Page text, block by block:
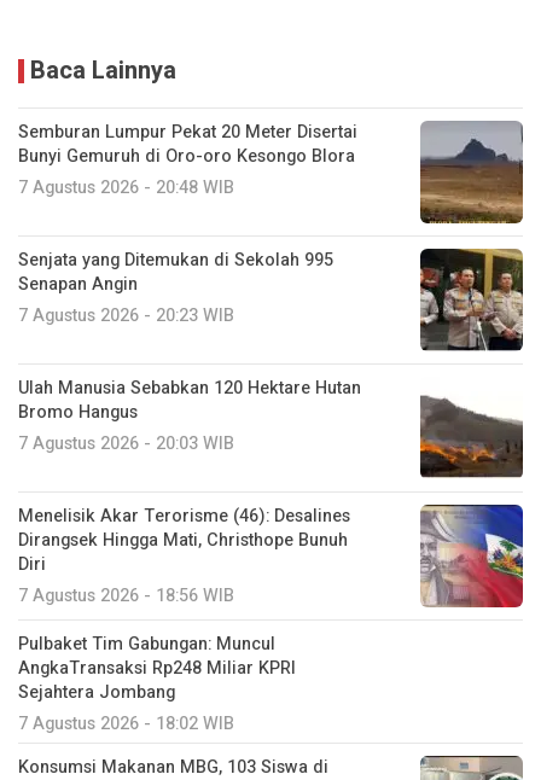
Baca Lainnya
Semburan Lumpur Pekat 20 Meter Disertai
Bunyi Gemuruh di Oro-oro Kesongo Blora
7 Agustus 2026 - 20:48 WIB
Senjata yang Ditemukan di Sekolah 995
Senapan Angin
7 Agustus 2026 - 20:23 WIB
Ulah Manusia Sebabkan 120 Hektare Hutan
Bromo Hangus
7 Agustus 2026 - 20:03 WIB
Menelisik Akar Terorisme (46): Desalines
Dirangsek Hingga Mati, Christhope Bunuh
Diri
7 Agustus 2026 - 18:56 WIB
Pulbaket Tim Gabungan: Muncul
AngkaTransaksi Rp248 Miliar KPRI
Sejahtera Jombang
7 Agustus 2026 - 18:02 WIB
Konsumsi Makanan MBG, 103 Siswa di